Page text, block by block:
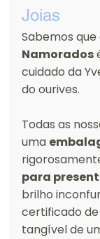
Joias
Sabemos
Namorados
cuidado da
do ourives.
Todas as
uma
para
brilho
certificado
tangível de